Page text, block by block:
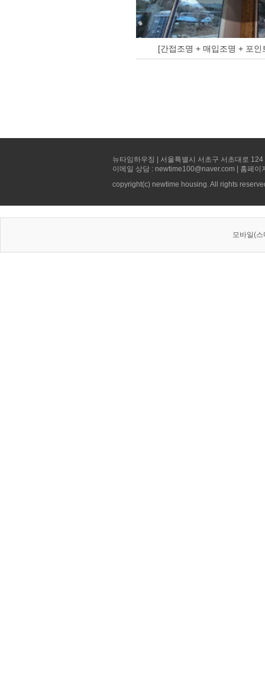
[간접조명 + 매입조명 + 포
뉴타임하우징 | 서울특별시 서초구 서초대로
이메일 상담 : newtime100@naver.com | 홈페
copyright(c) newtime housing. All rights
모바일(